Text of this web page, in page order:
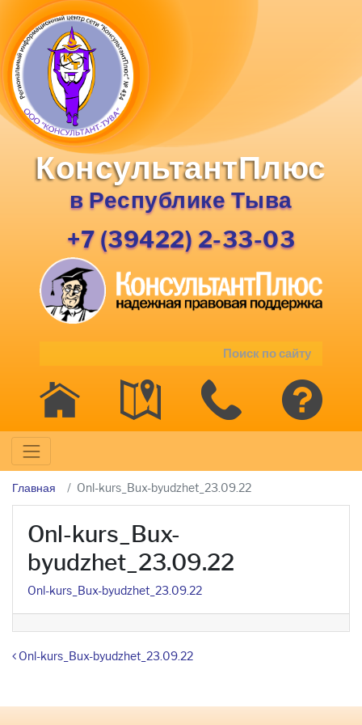
КонсультантПлюс
в Республике Тыва
+7 (39422) 2-33-03
Главная Onl-kurs_Bux-byudzhet_23.09.22
Onl-kurs_Bux-
byudzhet_23.09.22
Onl-kurs_Bux-byudzhet_23.09.22
Навигация по записям
Onl-kurs_Bux-byudzhet_23.09.22